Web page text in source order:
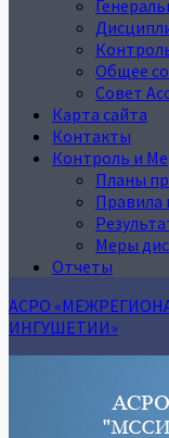
Общее
Совет
Карта сайта
Контакты
Контроль и
Планы
Правила
Меры
Отчеты
АСРО
ИНГУШЕТИИ»